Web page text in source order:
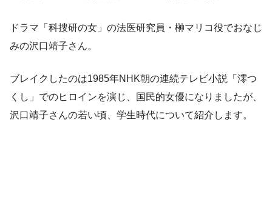
ドラマ「科捜研の女」の法医研究員・榊マリコ役でおなじ
みの沢口靖子さん。
ブレイクしたのは1985年NHK朝の連続テレビ小説「澪つ
くし」でのヒロインを演じ、国民的女優になりましたが、
沢口靖子さんの若い頃、学生時代について紹介します。